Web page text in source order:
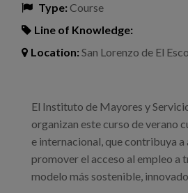
Type:Course
Line of Knowledge:
Location:San Lorenzo de El
El Instituto de Mayores y
organizan este curso de verano
e internacional, que contribuya
promover el acceso al empleo a
modelo más sostenible,